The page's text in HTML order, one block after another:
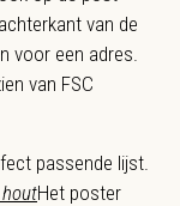
van de
voor een adres.
van FSC
passende lijst.
Het poster